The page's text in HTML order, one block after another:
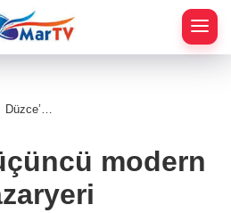
Düzce’ye
pazaryeri
modern